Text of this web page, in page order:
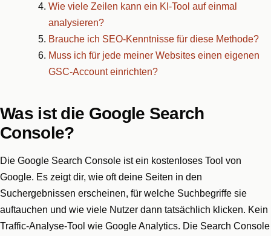
Wie viele Zeilen kann ein KI-Tool auf einmal
analysieren?
Brauche ich SEO-Kenntnisse für diese Methode?
Muss ich für jede meiner Websites einen eigenen
GSC-Account einrichten?
Was ist die Google Search
Console?
Die Google Search Console ist ein kostenloses Tool von
Google. Es zeigt dir, wie oft deine Seiten in den
Suchergebnissen erscheinen, für welche Suchbegriffe sie
auftauchen und wie viele Nutzer dann tatsächlich klicken. Kein
Traffic-Analyse-Tool wie Google Analytics. Die Search Console